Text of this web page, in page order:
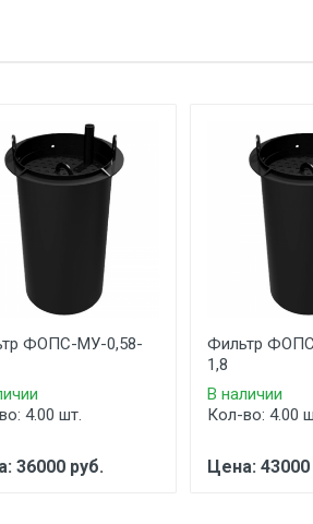
ФОПС-МУ-0,58-
4.00 шт.
36000 руб.
Фильтр
1,8
В наличии
Кол-во: 4.00
Цена: 43000